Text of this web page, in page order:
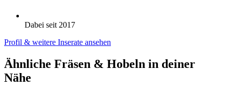
Dabei seit 2017
Profil & weitere Inserate ansehen
Ähnliche Fräsen & Hobeln in deiner
Nähe